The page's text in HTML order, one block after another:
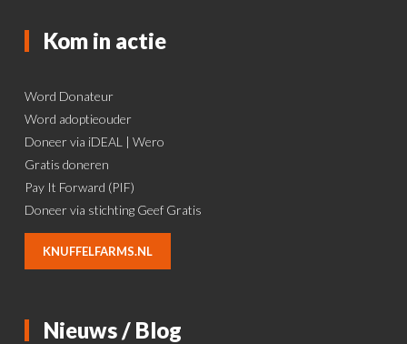
Kom in actie
Word Donateur
Word adoptieouder
Doneer via iDEAL | Wero
Gratis doneren
Pay It Forward (PIF)
Doneer via stichting Geef Gratis
KNUFFELFARMS.NL
Nieuws / Blog